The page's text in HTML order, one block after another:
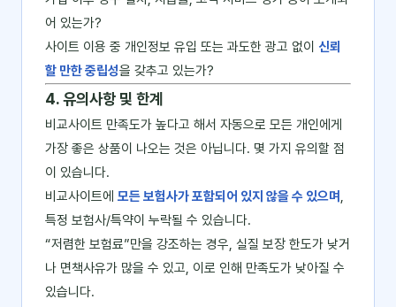
어 있는가?
사이트 이용 중 개인정보 유입 또는 과도한 광고 없이 신뢰
할 만한 중립성을 갖추고 있는가?
4. 유의사항 및 한계
비교사이트 만족도가 높다고 해서 자동으로 모든 개인에게
가장 좋은 상품이 나오는 것은 아닙니다. 몇 가지 유의할 점
이 있습니다.
비교사이트에 모든 보험사가 포함되어 있지 않을 수 있으며 ,
특정 보험사/특약이 누락될 수 있습니다.
“저렴한 보험료”만을 강조하는 경우, 실질 보장 한도가 낮거
나 면책사유가 많을 수 있고, 이로 인해 만족도가 낮아질 수
있습니다.